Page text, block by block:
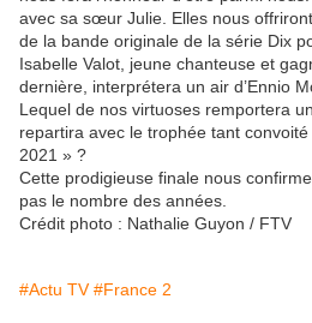
avec sa sœur Julie. Elles nous
de la bande originale de la série Dix
Isabelle Valot, jeune chanteuse et
dernière, interprétera un air d’Ennio
Lequel de nos virtuoses remportera
repartira avec le trophée tant
2021 » ?
Cette prodigieuse finale nous
pas le nombre des années.
Crédit photo : Nathalie Guyon / FTV
#Actu TV #France 2